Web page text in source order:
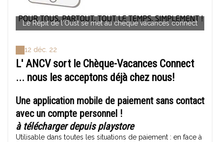
Le Répit de l'Oust se met au chèque vacances connect
12 déc. 22
L' ANCV sort le Chèque-Vacances Connect
... nous les acceptons déjà chez nous!
Une application mobile de paiement sans contact
avec un compte personnel !
à télécharger depuis playstore
Utilisable dans toutes les situations de paiement : en face à